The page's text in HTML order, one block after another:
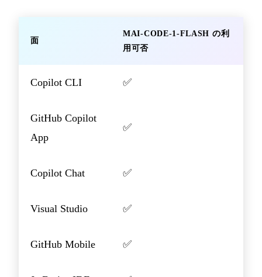
面
MAI-CODE-1-FLASH の利
用可否
Copilot CLI ✅
GitHub Copilot
App
✅
Copilot Chat ✅
Visual Studio ✅
GitHub Mobile ✅